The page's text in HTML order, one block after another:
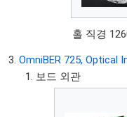
홀 직경
OmniBER 725, Optical
보드 외관